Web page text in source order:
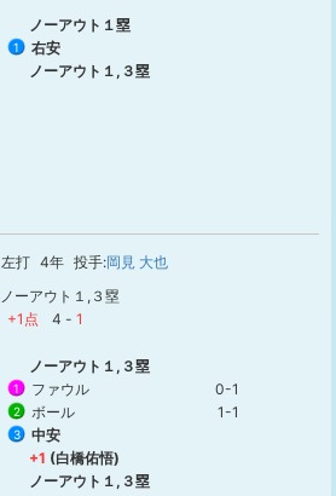
ノーアウト１塁
1
右安
ノーアウト１,３塁
左打 4年 投手:岡見 大也
ノーアウト１,３塁
+1点
4 - 1
ノーアウト１,３塁
1 ファウル 0-1
2 ボール 1-1
3
中安
+1 (白橋佑悟)
ノーアウト１,３塁